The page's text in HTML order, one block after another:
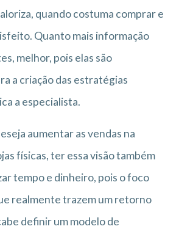
quando costuma comprar e
Quanto mais informação
melhor, pois elas são
a criação das estratégias
a especialista.
aumentar as vendas na
físicas, ter essa visão também
tempo e dinheiro, pois o foco
realmente trazem um retorno
definir um modelo de